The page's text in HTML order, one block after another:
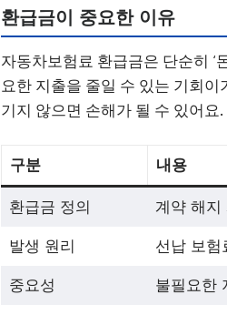
환급금이 중요한 이유
자동차보험료 환급금은 단순히 ‘
요한 지출을 줄일 수 있는 기회
기지 않으면 손해가 될 수 있어
구분 내용
환급금 정의 계약 해지
발생 원리 선납 보험
중요성 불필요한